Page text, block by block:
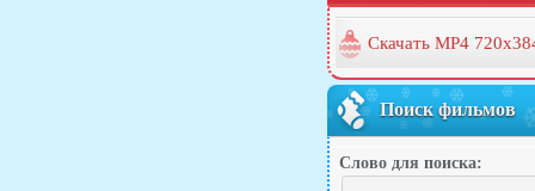
Скачать MP4
Поиск фильмов
Слово для поиска: